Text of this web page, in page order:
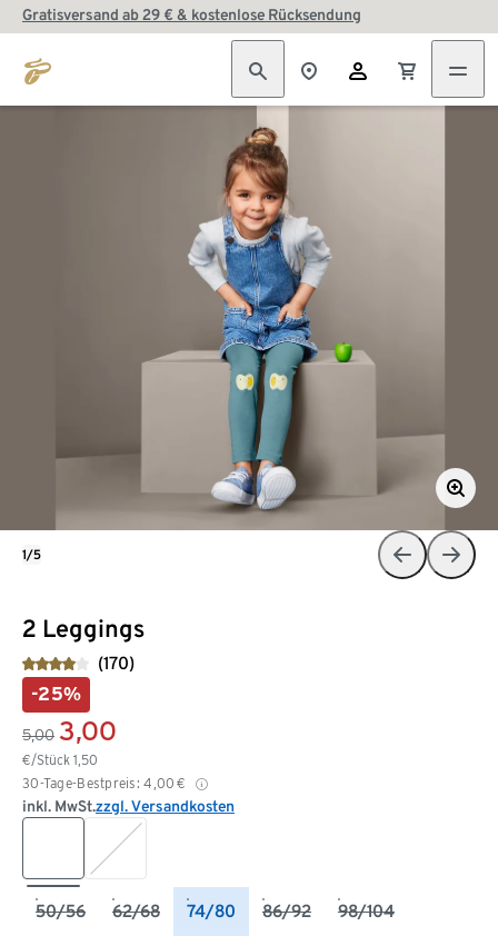
Gratisversand ab 29 € & kostenlose Rücksendung
2 Leggings
(170)
-25%
5,00 3,00
€/Stück 1,50
30-Tage-Bestpreis: 4,00 €
inkl. MwSt.zzgl. Versandkosten
50/56 62/68 74/80 86/92 98/104
1/5